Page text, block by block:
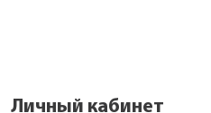
Личный кабинет